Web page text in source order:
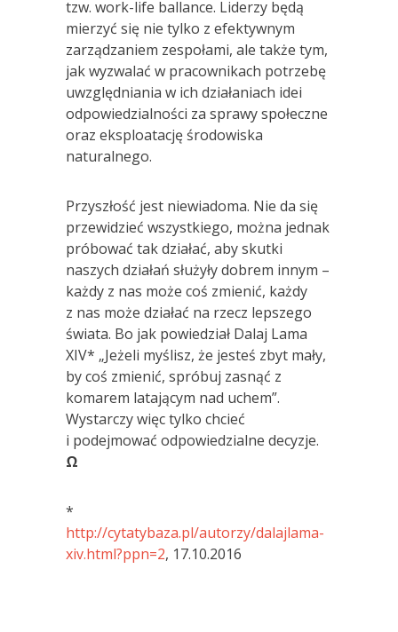
tzw. work-life ballance. Liderzy będą
mierzyć się nie tylko z efektywnym
zarządzaniem zespołami, ale także tym,
jak wyzwalać w pracownikach potrzebę
uwzględniania w ich działaniach idei
odpowiedzialności za sprawy społeczne
oraz eksploatację środowiska
naturalnego.
Przyszłość jest niewiadoma. Nie da się
przewidzieć wszystkiego, można jednak
próbować tak działać, aby skutki
naszych działań służyły dobrem innym –
każdy z nas może coś zmienić, każdy
z nas może działać na rzecz lepszego
świata. Bo jak powiedział Dalaj Lama
XIV* „Jeżeli myślisz, że jesteś zbyt mały,
by coś zmienić, spróbuj zasnąć z
komarem latającym nad uchem”.
Wystarczy więc tylko chcieć
i podejmować odpowiedzialne decyzje.
Ω
*
http://cytatybaza.pl/autorzy/dalajlama-
xiv.html?ppn=2, 17.10.2016